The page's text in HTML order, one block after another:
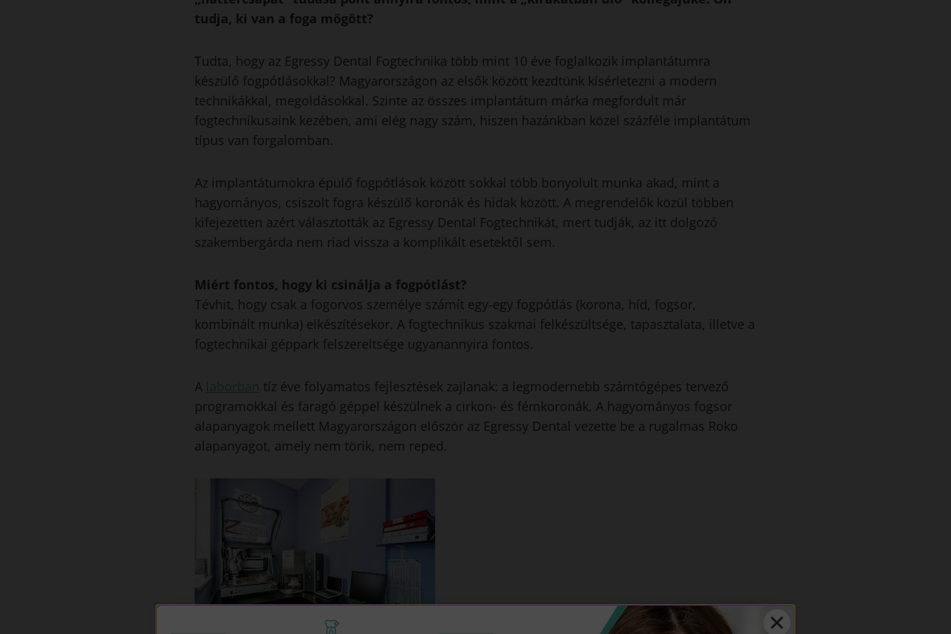
tudja, ki van a foga mögött?
Tudta, hogy az Egressy Dental Fogtechnika több mint 10 éve foglalkozik implantátumra
készülő fogpótlásokkal? Magyarországon az elsők között kezdtünk kísérletezni a modern
technikákkal, megoldásokkal. Szinte az összes implantátum márka megfordult már
fogtechnikusaink kezében, ami elég nagy szám, hiszen hazánkban közel százféle implantátum
típus van forgalomban.
Az implantátumokra épülő fogpótlások között sokkal több bonyolult munka akad, mint a
hagyományos, csiszolt fogra készülő koronák és hidak között. A megrendelők közül többen
kifejezetten azért választották az Egressy Dental Fogtechnikát, mert tudják, az itt dolgozó
szakembergárda nem riad vissza a komplikált esetektől sem.
Miért fontos, hogy ki csinálja a fogpótlást?
Tévhit, hogy csak a fogorvos személye számít egy-egy fogpótlás (korona, híd, fogsor,
kombinált munka) elkészítésekor. A fogtechnikus szakmai felkészültsége, tapasztalata, illetve a
fogtechnikai géppark felszereltsége ugyanannyira fontos.
A laborban tíz éve folyamatos fejlesztések zajlanak: a legmodernebb számtógépes tervező
programokkal és faragó géppel készülnek a cirkon- és fémkoronák. A hagyományos fogsor
alapanyagok mellett Magyarországon először az Egressy Dental vezette be a rugalmas Roko
alapanyagot, amely nem törik, nem reped.